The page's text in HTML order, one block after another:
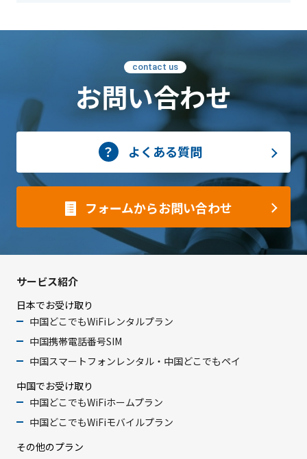
contact us
お問い合わせ
よくある質問
フォームからお問い合わせ
サービス紹介
日本でお受け取り
中国どこでもWiFiレンタルプラン
中国携帯電話番号SIM
中国スマートフォンレンタル・中国どこでもペイ
中国でお受け取り
中国どこでもWiFiホームプラン
中国どこでもWiFiモバイルプラン
その他のプラン